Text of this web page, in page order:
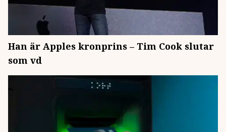
Han är Apples kronprins – Tim Cook slutar
som vd